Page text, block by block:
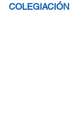
COLEGIACIÓN